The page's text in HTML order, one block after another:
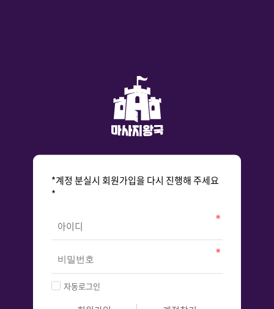
*계정 분실시 회원가입을 다시 진행해 주세요
*
자동로그인